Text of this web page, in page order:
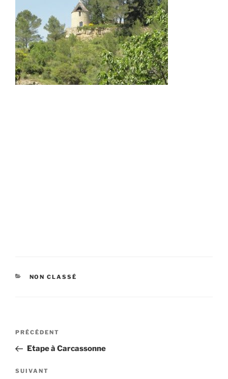
CATÉGORIES
NON CLASSÉ
Navigation
l’article
Article
précédent
PRÉCÉDENT
Etape à Carcassonne
Article
SUIVANT